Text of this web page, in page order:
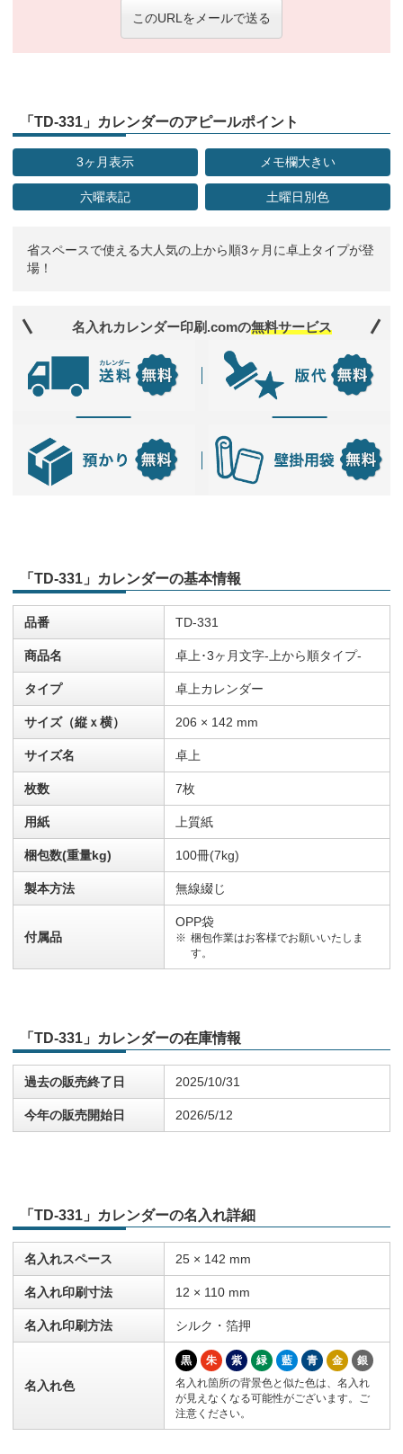
このURLをメールで送る
「TD-331」カレンダーのアピールポイント
3ヶ月表示 メモ欄大きい
六曜表記 土曜日別色
省スペースで使える大人気の上から順3ヶ月に卓上タイプが登
場！
名入れカレンダー印刷.comの無料サービス
「TD-331」カレンダーの基本情報
品番 TD-331
商品名 卓上･3ヶ月文字-上から順タイプ-
タイプ 卓上カレンダー
サイズ（縦ｘ横） 206 × 142 mm
サイズ名 卓上
枚数 7枚
用紙 上質紙
梱包数(重量kg) 100冊(7kg)
製本方法 無線綴じ
付属品
OPP袋
梱包作業はお客様でお願いいたしま
す。
「TD-331」カレンダーの在庫情報
過去の販売終了日 2025/10/31
今年の販売開始日 2026/5/12
「TD-331」カレンダーの名入れ詳細
名入れスペース 25 × 142 mm
名入れ印刷寸法 12 × 110 mm
名入れ印刷方法 シルク・箔押
名入れ色
黒 朱 紫 緑 藍 青 金
銀
名入れ箇所の背景色と似た色は、名入れ
が見えなくなる可能性がございます。ご
注意ください。